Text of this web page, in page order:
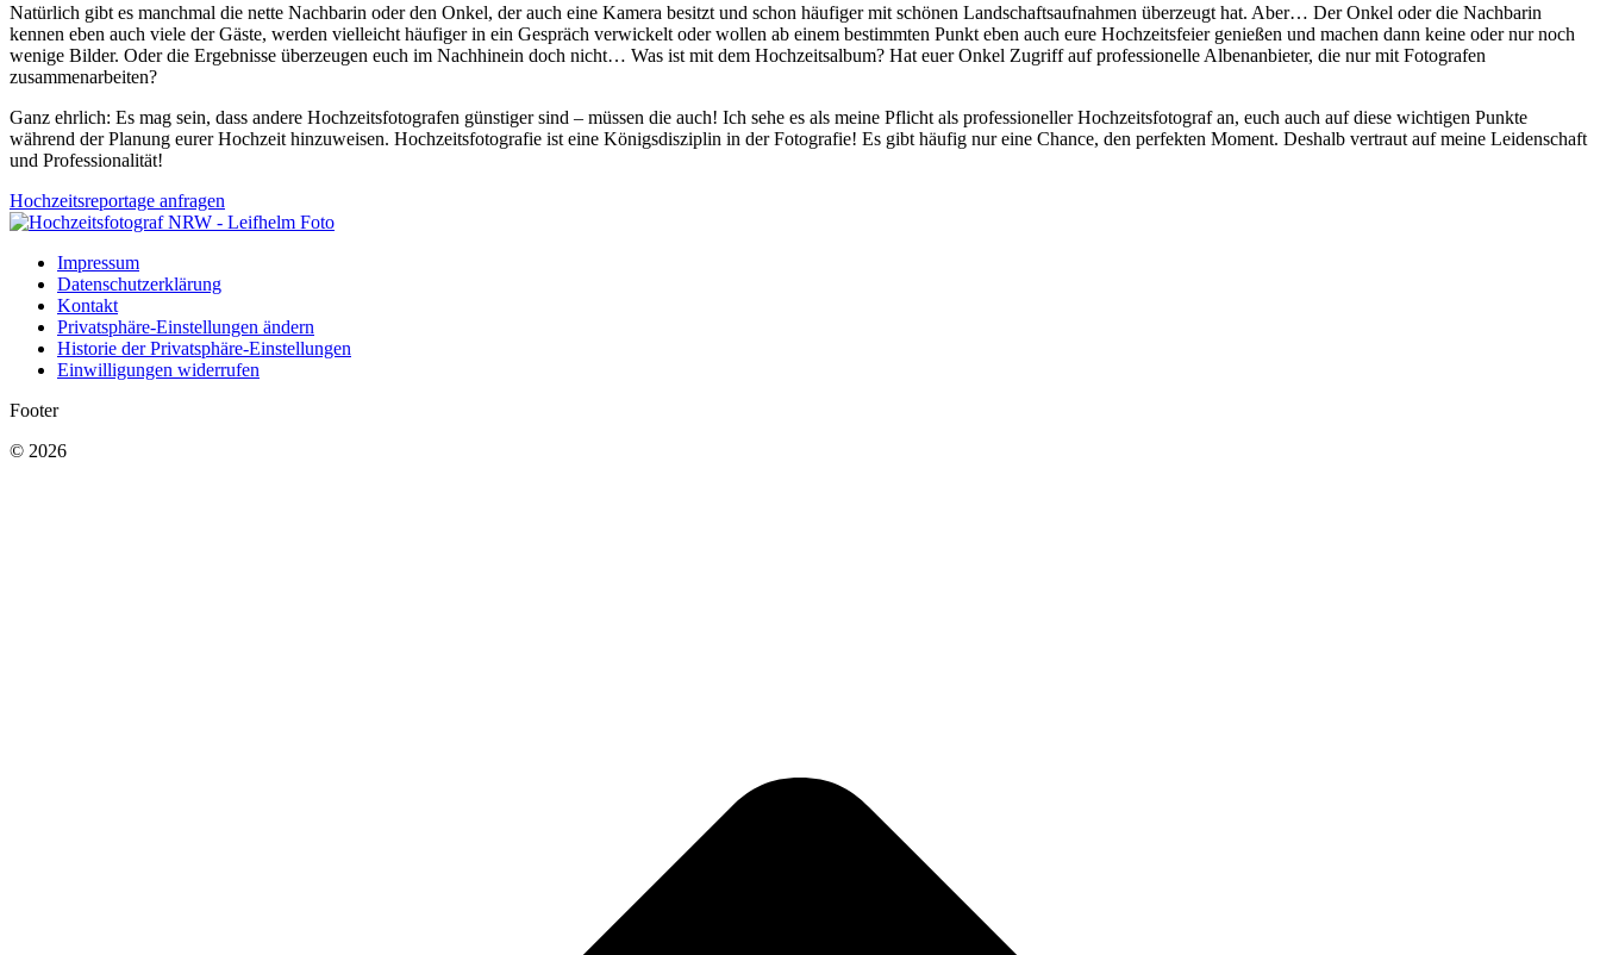
Natürlich gibt es manchmal die nette Nachbarin oder den Onkel, der auch eine Kamera besitzt und schon häufiger mit schönen Landschaftsaufnahmen überzeugt hat. Aber… Der Onkel oder die Nachbarin
kennen eben auch viele der Gäste, werden vielleicht häufiger in ein Gespräch verwickelt oder wollen ab einem bestimmten Punkt eben auch eure Hochzeitsfeier genießen und machen dann keine oder nur noch
wenige Bilder. Oder die Ergebnisse überzeugen euch im Nachhinein doch nicht… Was ist mit dem Hochzeitsalbum? Hat euer Onkel Zugriff auf professionelle Albenanbieter, die nur mit Fotografen
zusammenarbeiten?
Ganz ehrlich: Es mag sein, dass andere Hochzeitsfotografen günstiger sind – müssen die auch! Ich sehe es als meine Pflicht als professioneller Hochzeitsfotograf an, euch auch auf diese wichtigen Punkte
während der Planung eurer Hochzeit hinzuweisen. Hochzeitsfotografie ist eine Königsdisziplin in der Fotografie! Es gibt häufig nur eine Chance, den perfekten Moment. Deshalb vertraut auf meine Leidenschaft
und Professionalität!
Hochzeitsreportage anfragen
Impressum
Datenschutzerklärung
Kontakt
Privatsphäre-Einstellungen ändern
Historie der Privatsphäre-Einstellungen
Einwilligungen widerrufen
Footer
© 2026